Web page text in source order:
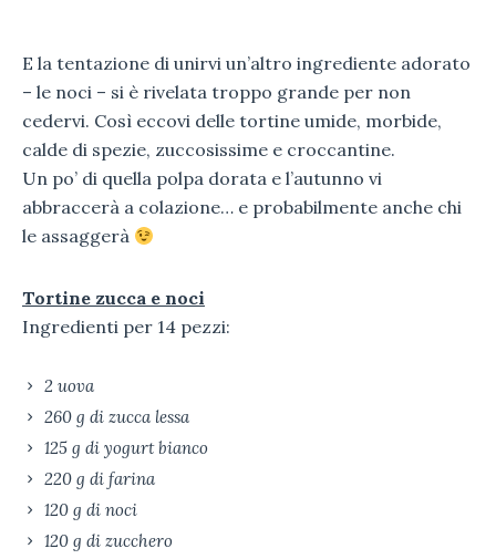
E la tentazione di unirvi un’altro ingrediente adorato
– le noci – si è rivelata troppo grande per non
cedervi. Così eccovi delle tortine umide, morbide,
calde di spezie, zuccosissime e croccantine.
Un po’ di quella polpa dorata e l’autunno vi
abbraccerà a colazione… e probabilmente anche chi
le assaggerà
Tortine zucca e noci
Ingredienti per 14 pezzi:
2 uova
260 g di zucca lessa
125 g di yogurt bianco
220 g di farina
120 g di noci
120 g di zucchero